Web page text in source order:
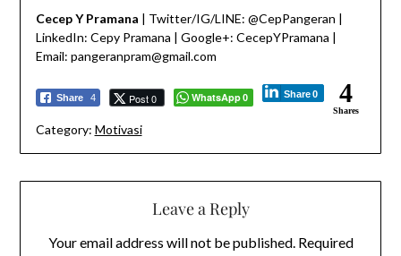
Cecep Y Pramana | Twitter/IG/LINE: @CepPangeran |
LinkedIn: Cepy Pramana | Google+: CecepYPramana |
Email: pangeranpram@gmail.com
Share 4 Post 0 WhatsApp 0 Share 0 4
Shares
Category: Motivasi
Leave a Reply
Your email address will not be published. Required